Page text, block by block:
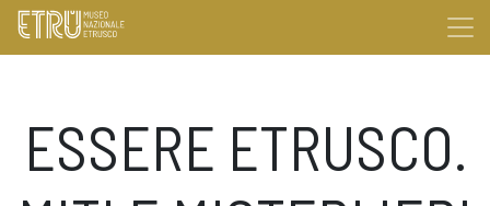
ESSERE ETRUSCO.